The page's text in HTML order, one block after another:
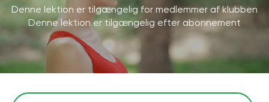
Denne lektion er tilgængelig for medlemmer af klubben
Denne lektion er tilgængelig efter abonnement